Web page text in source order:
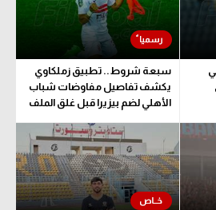
سبعة شروط.. تطبيق زملكاوي
يكشف تفاصيل مفاوضات شباب
الأهلي لضم بيزيرا قبل غلق الملف